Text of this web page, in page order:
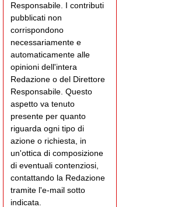
Responsabile. I contributi
pubblicati non
corrispondono
necessariamente e
automaticamente alle
opinioni dell'intera
Redazione o del Direttore
Responsabile. Questo
aspetto va tenuto
presente per quanto
riguarda ogni tipo di
azione o richiesta, in
un'ottica di composizione
di eventuali contenziosi,
contattando la Redazione
tramite l'e-mail sotto
indicata.